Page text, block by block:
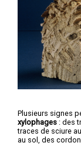
Plusieurs signes
xylophages : des
traces de sciure
au sol, des